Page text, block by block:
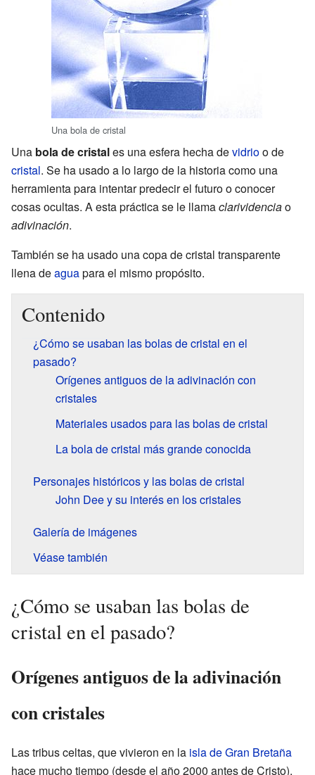
Una bola de cristal
Una bola de cristales una esfera hecha devidrioo de
cristal. Se ha usado a lo largo de la historia como una
herramienta para intentar predecir el futuro o conocer
cosas ocultas. A esta práctica se le llamaclarividenciao
adivinación.
También se ha usado una copa de cristal transparente
llena deaguapara el mismo propósito.
Contenido
¿Cómo se usaban las bolas de cristal en el
pasado?
Orígenes antiguos de la adivinación con
cristales
Materiales usados para las bolas de cristal
La bola de cristal más grande conocida
Personajes históricos y las bolas de cristal
John Dee y su interés en los cristales
Galería de imágenes
Véase también
¿Cómo se usaban las bolas de
cristal en el pasado?
Orígenes antiguos de la adivinación
con cristales
Las tribus celtas, que vivieron en la isla de Gran Bretaña
hace mucho tiempo (desde el año 2000 antes de Cristo),